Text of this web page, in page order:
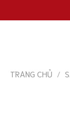
đến
TRANG CHỦ /